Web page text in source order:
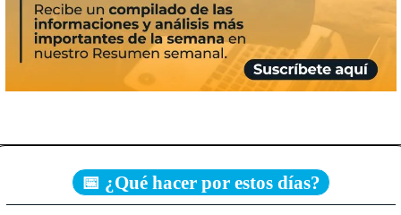
📅 ¿Qué hacer por estos días?